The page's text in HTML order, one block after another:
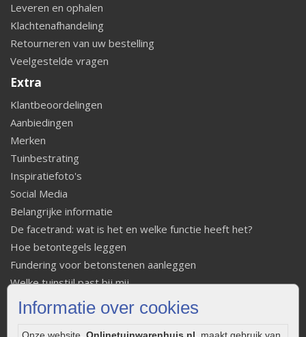
Informatie over cookies
Leveren en ophalen
Klachtenafhandeling
Retourneren van uw bestelling
Veelgestelde vragen
Extra
Klantbeoordelingen
Aanbiedingen
Merken
Tuinbestrating
Inspiratiefoto's
Social Media
Belangrijke informatie
De facetrand: wat is het en welke functie heeft het?
Hoe betontegels leggen
Fundering voor betonstenen aanleggen
Welke tuinstijl past bij mij
Strakke tuin inrichten
Legverbanden gebakken bestrating